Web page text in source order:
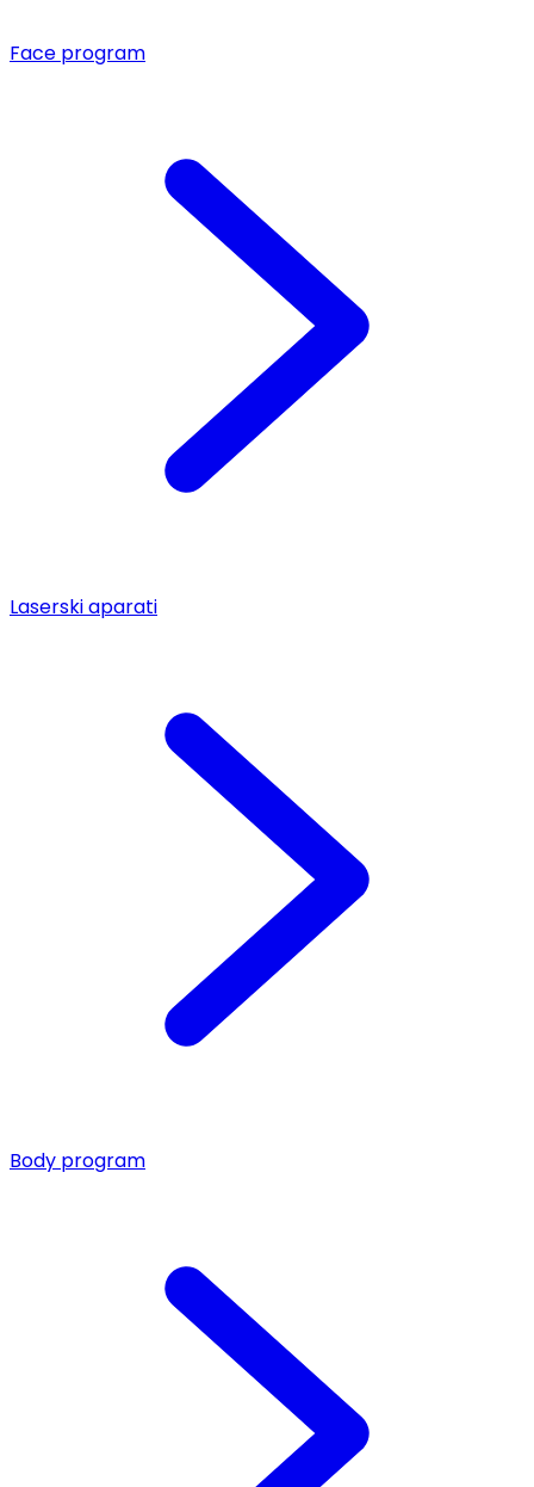
Face program
Laserski aparati
Body program